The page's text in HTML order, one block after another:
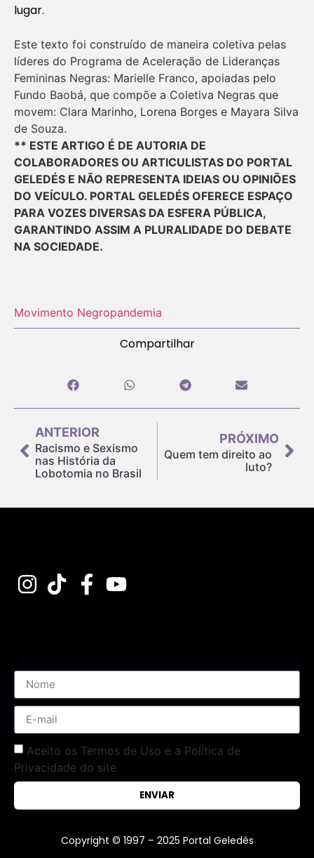
lugar.
Este texto foi construído de maneira coletiva pelas
líderes do Programa de Aceleração de Lideranças
Femininas Negras: Marielle Franco, apoiadas pelo
Fundo Baobá, que compõe a Coletiva Negras que
movem: Clara Marinho, Lorena Borges e Mayara Silva
de Souza.
** ESTE ARTIGO É DE AUTORIA DE
COLABORADORES OU ARTICULISTAS DO PORTAL
GELEDÉS E NÃO REPRESENTA IDEIAS OU OPINIÕES
DO VEÍCULO. PORTAL GELEDÉS OFERECE ESPAÇO
PARA VOZES DIVERSAS DA ESFERA PÚBLICA,
GARANTINDO ASSIM A PLURALIDADE DO DEBATE
NA SOCIEDADE.
Movimento Negropandemia
Compartilhar
ANTERIOR
Racismo e Sexismo
nas História da
Lobotomia no Brasil
PRÓXIMO
Quem tem direito ao
luto?
Aceito os Termos de Uso e a Política de
Privacidade do site.
ENVIAR
Copyright © 1997 – 2025 Portal Geledés